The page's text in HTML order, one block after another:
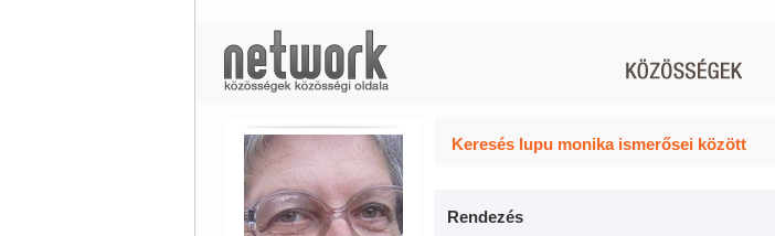
Keresés lupu monika ismerősei között
Rendezés